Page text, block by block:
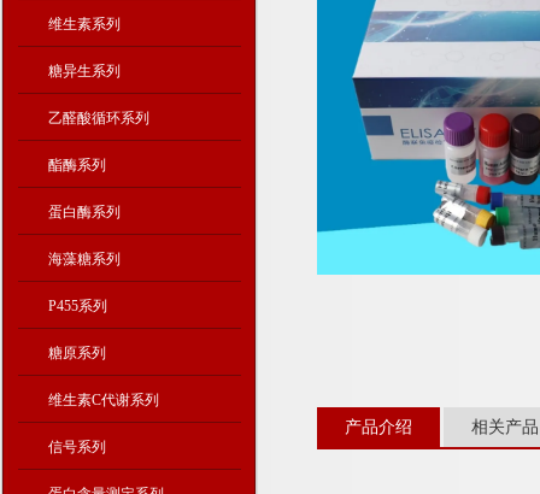
维生素系列
糖异生系列
乙醛酸循环系列
酯酶系列
蛋白酶系列
海藻糖系列
P455系列
糖原系列
维生素C代谢系列
信号系列
产品介绍 相关产品